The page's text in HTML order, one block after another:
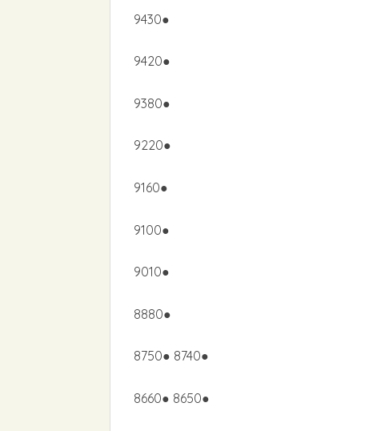
9430●
9420●
9380●
9220●
9160●
9100●
9010●
8880●
8750● 8740●
8660● 8650●